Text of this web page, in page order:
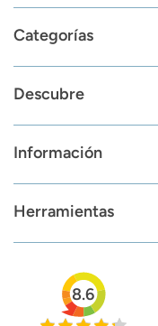
Categorías
Descubre
Información
Herramientas
8.6